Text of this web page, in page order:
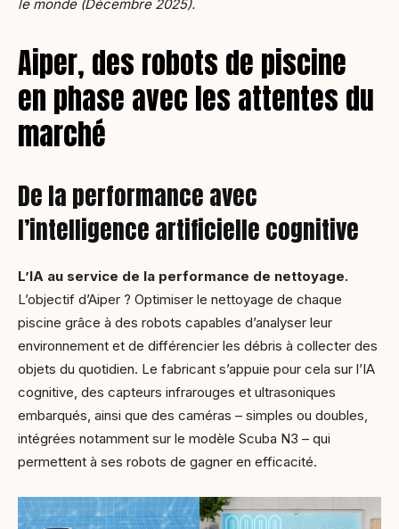
le monde (Décembre 2025).
Aiper, des robots de piscine
en phase avec les attentes du
marché
De la performance avec
l’intelligence artificielle cognitive
L’IA au service de la performance de nettoyage.
L’objectif d’Aiper ? Optimiser le nettoyage de chaque
piscine grâce à des robots capables d’analyser leur
environnement et de différencier les débris à collecter des
objets du quotidien. Le fabricant s’appuie pour cela sur l’IA
cognitive, des capteurs infrarouges et ultrasoniques
embarqués, ainsi que des caméras – simples ou doubles,
intégrées notamment sur le modèle Scuba N3 – qui
permettent à ses robots de gagner en efficacité.